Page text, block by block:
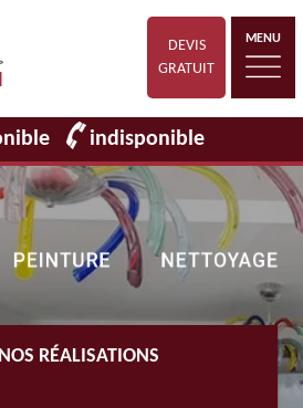
DEVIS
GRATUIT
MENU
indisponible
RÉALISATIONS